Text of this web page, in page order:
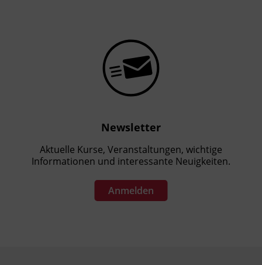
Newsletter
Aktuelle Kurse, Veranstaltungen, wichtige
Informationen und interessante Neuigkeiten.
Anmelden